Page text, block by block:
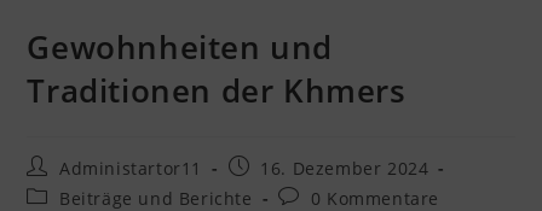
Gewohnheiten und
Traditionen der Khmers
Administartor11
16. Dezember 2024
Beiträge und Berichte
0 Kommentare